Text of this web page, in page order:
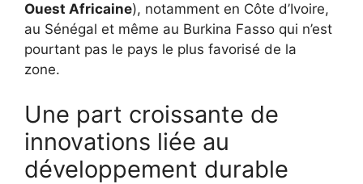
Ouest Africaine), notamment en Côte d’Ivoire,
au Sénégal et même au Burkina Fasso qui n’est
pourtant pas le pays le plus favorisé de la
zone.
Une part croissante de
innovations liée au
développement durable